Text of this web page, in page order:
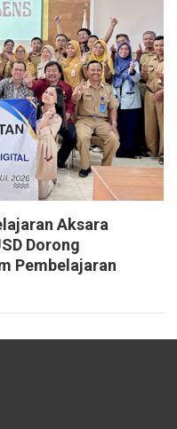
Aksara
Dorong
Pembelajaran